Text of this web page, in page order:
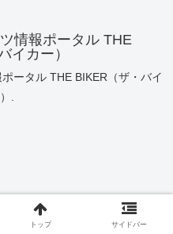
情報ポータル THE
イカー）
ータル THE BIKER（ザ・バイ
.
トップ サイドバー